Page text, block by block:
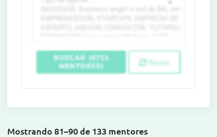
BUSCAR (6711
MENTORES)
Reset
Mostrando 81–90 de 133 mentores